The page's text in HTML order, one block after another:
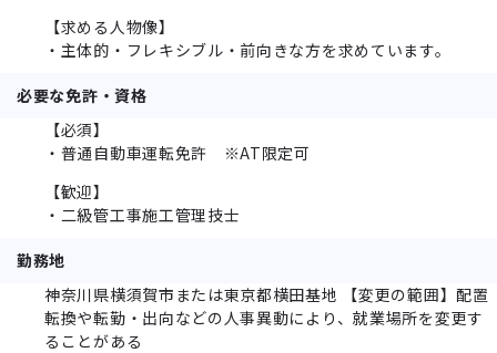
【求める人物像】
・主体的・フレキシブル・前向きな方を求めています。
必要な免許・資格
【必須】
・普通自動車運転免許 ※AT限定可
【歓迎】
・二級管工事施工管理技士
勤務地
神奈川県横須賀市または東京都横田基地 【変更の範囲】配置
転換や転勤・出向などの人事異動により、就業場所を変更す
ることがある